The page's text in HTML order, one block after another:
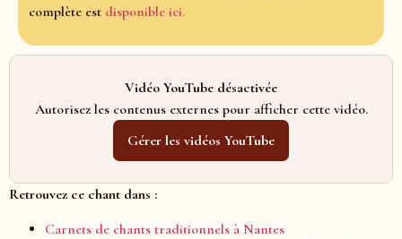
complète est disponible ici.
Vidéo YouTube désactivée
Autorisez les contenus externes pour afficher cette vidéo.
Gérer les vidéos YouTube
Retrouvez ce chant dans :
Carnets de chants traditionnels à Nantes